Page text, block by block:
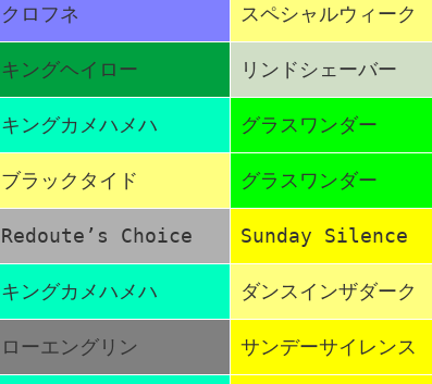
クロフネ スペシャルウィーク
キングヘイロー リンドシェーバー
キングカメハメハ グラスワンダー
ブラックタイド グラスワンダー
Redoute’s Choice Sunday Silence
キングカメハメハ ダンスインザダーク
ローエングリン サンデーサイレンス